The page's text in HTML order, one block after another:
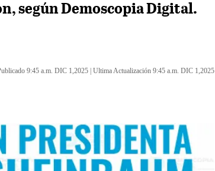
según Demoscopia Digital.
9:45 a.m. DIC 1,2025 | Ultima Actualización 9:45 a.m. DIC 1,2025